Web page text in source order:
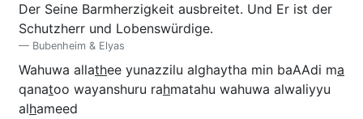
Der Seine Barmherzigkeit ausbreitet. Und Er ist der
Schutzherr und Lobenswürdige.
Bubenheim & Elyas
Wahuwa allathee yunazzilu alghaytha min baAAdi ma
qanatoo wayanshuru rahmatahu wahuwa alwaliyyu
alhameed